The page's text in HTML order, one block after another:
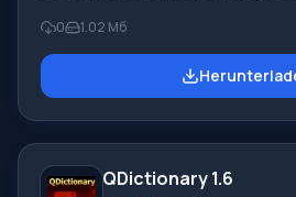
übersetzen. In diesem Fall ist es
Translate.Net 0.1.3493.4408
Hilfe können Sie Wörter und Sätze
0 1.02 Мб
QDictionary 1.6